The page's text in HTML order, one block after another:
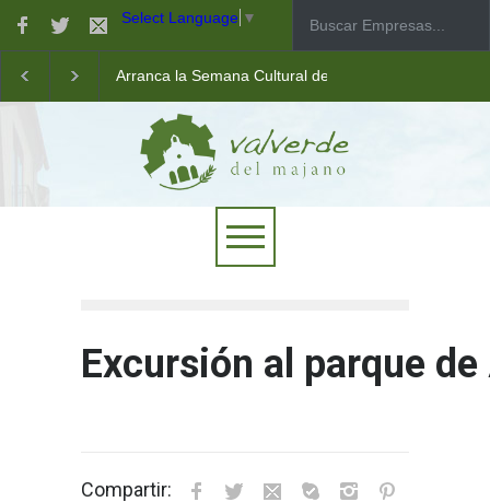
Select Language ▼
Arranca la Semana Cultural de Valverde
Taller de robótica para jóvenes
Las pistas municipales de pádel estrenan un nuevo
Excursión al parque
Compartir: